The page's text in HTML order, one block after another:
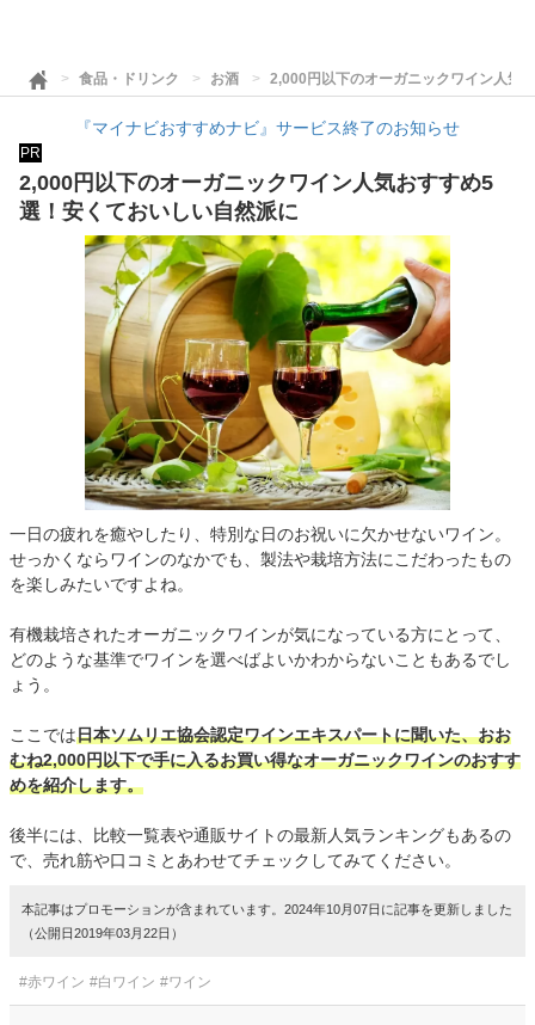
食品・ドリンク お酒 2,000円以下のオーガニックワイン人気
『マイナビおすすめナビ』サービス終了のお知らせ
PR
2,000円以下のオーガニックワイン人気おすすめ5
選！安くておいしい自然派に
一日の疲れを癒やしたり、特別な日のお祝いに欠かせないワイン。
せっかくならワインのなかでも、製法や栽培方法にこだわったもの
を楽しみたいですよね。
有機栽培されたオーガニックワインが気になっている方にとって、
どのような基準でワインを選べばよいかわからないこともあるでし
ょう。
ここでは日本ソムリエ協会認定ワインエキスパートに聞いた、おお
むね2,000円以下で手に入るお買い得なオーガニックワインのおすす
めを紹介します。
後半には、比較一覧表や通販サイトの最新人気ランキングもあるの
で、売れ筋や口コミとあわせてチェックしてみてください。
本記事はプロモーションが含まれています。2024年10月07日に記事を更新しました
（公開日2019年03月22日）
#赤ワイン #白ワイン #ワイン